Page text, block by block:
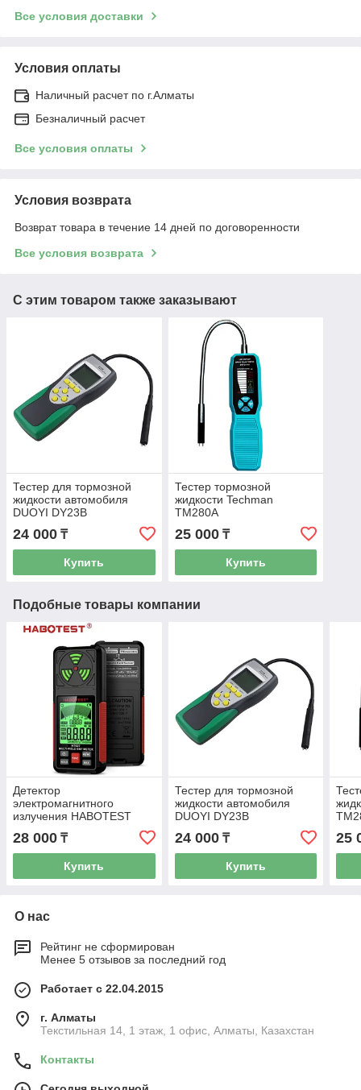
Все условия доставки
Условия оплаты
Наличный расчет по г.Алматы
Безналичный расчет
Все условия оплаты
Условия возврата
Возврат товара в течение 14 дней по договоренности
Все условия возврата
С этим товаром также заказывают
Тестер для тормозной
жидкости автомобиля
DUOYI DY23B
24 000 ₸
Купить
Тестер тормозной
жидкости Techman
TM280A
25 000₸
Купить
Подобные товары компании
Детектор
электромагнитного
излучения HABOTEST
28 000 ₸
Купить
Тестер для тормозной
жидкости автомобиля
DUOYI DY23B
24 000₸
Купить
25
О нас
Рейтинг не сформирован
Менее 5 отзывов за последний год
Работает с 22.04.2015
г. Алматы
Текстильная 14, 1 этаж, 1 офис, Алматы, Казахстан
Контакты